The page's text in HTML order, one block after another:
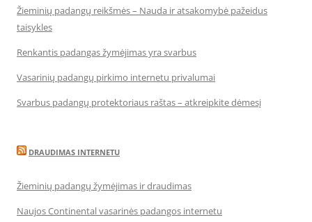
Žieminių padangų reikšmės – Nauda ir atsakomybė pažeidus
taisykles
Renkantis padangas žymėjimas yra svarbus
Vasarinių padangų pirkimo internetu privalumai
Svarbus padangų protektoriaus raštas – atkreipkite dėmesį
DRAUDIMAS INTERNETU
Žieminių padangų žymėjimas ir draudimas
Naujos Continental vasarinės padangos internetu